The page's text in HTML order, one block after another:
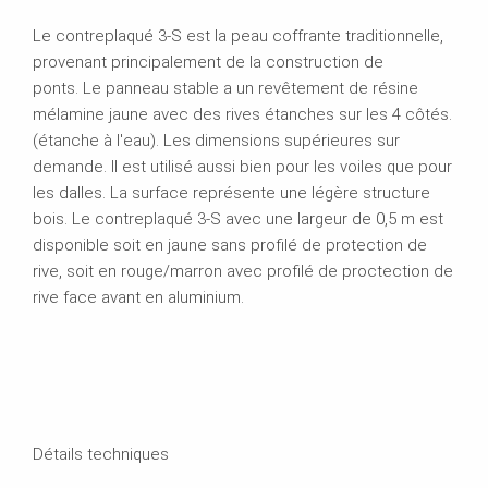
Le contreplaqué 3-S est la peau coffrante traditionnelle,
provenant principalement de la construction de
ponts. Le panneau stable a un revêtement de résine
mélamine jaune avec des rives étanches sur les 4 côtés.
(étanche à l'eau). Les dimensions supérieures sur
demande. Il est utilisé aussi bien pour les voiles que pour
les dalles. La surface représente une légère structure
bois. Le contreplaqué 3-S avec une largeur de 0,5 m est
disponible soit en jaune sans profilé de protection de
rive, soit en rouge/marron avec profilé de proctection de
rive face avant en aluminium.
Détails techniques